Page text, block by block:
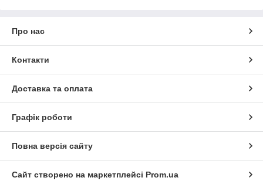
Про нас
Контакти
Доставка та оплата
Графік роботи
Повна версія сайту
Сайт створено на маркетплейсі Prom.ua